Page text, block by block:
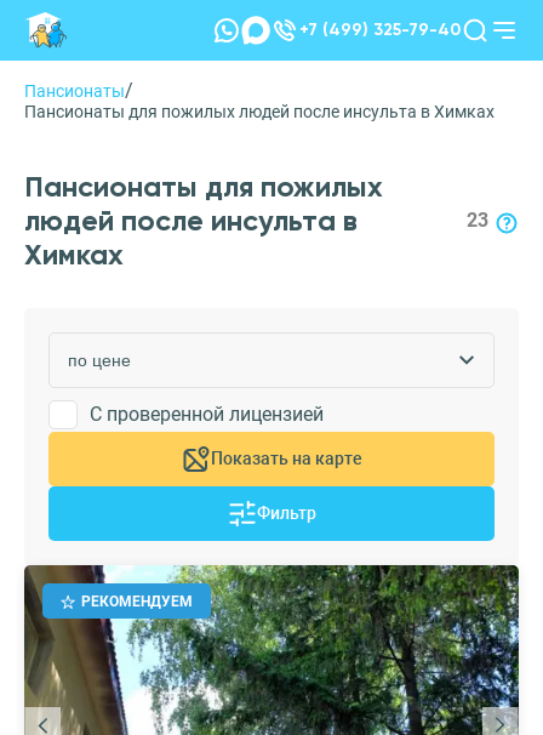
+7 (499) 325-79-40
Пансионаты/
Пансионаты для пожилых людей после инсульта в Химках
Пансионаты для пожилых
людей после инсульта в
Химках
23
С проверенной лицензией
Показать на карте
Фильтр
РЕКОМЕНДУЕМ